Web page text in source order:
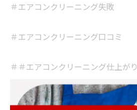
＃エアコンクリーニング失敗
＃エアコンクリーニング口コミ
＃＃エアコンクリーニング仕上がり
＃エアコンクリーニング丁寧